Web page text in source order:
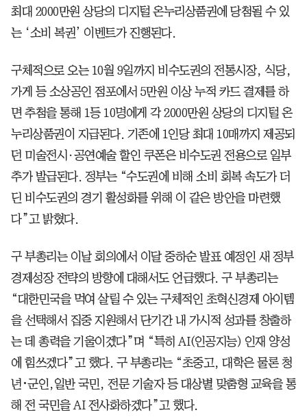
최대 2000만원 상당의 디지털 온누리상품권에 당첨될 수 있
는 ‘소비 복권’ 이벤트가 진행된다.
구체적으로 오는 10월 9일까지 비수도권의 전통시장, 식당,
가게 등 소상공인 점포에서 5만원 이상 누적 카드 결제를 하
면 추첨을 통해 1등 10명에게 각 2000만원 상당의 디지털 온
누리상품권이 지급된다. 기존에 1인당 최대 10매까지 제공되
던 미술전시·공연예술 할인 쿠폰은 비수도권 전용으로 일부
추가 발급된다. 정부는 “수도권에 비해 소비 회복 속도가 더
딘 비수도권의 경기 활성화를 위해 이 같은 방안을 마련했
다”고 밝혔다.
구 부총리는 이날 회의에서 이달 중하순 발표 예정인 새 정부
경제성장 전략의 방향에 대해서도 언급했다. 구 부총리는
“대한민국을 먹여 살릴 수 있는 구체적인 초혁신경제 아이템
을 선택해서 집중 지원해서 단기간 내 가시적 성과를 창출하
는 데 총력을 기울이겠다”며 “특히 AI(인공지능) 인재 양성
에 힘쓰겠다”고 했다. 구 부총리는 “초중고, 대학은 물론 청
년･군인,일반 국민, 전문 기술자 등 대상별 맞춤형 교육을 통
해 전 국민을 AI 전사화하겠다”고 했다.